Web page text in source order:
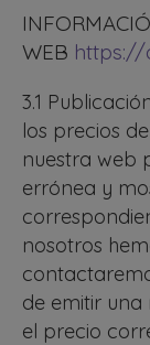
WEB https://
3.1
los precios
nuestra web
errónea y
nosotros
de emitir
el precio